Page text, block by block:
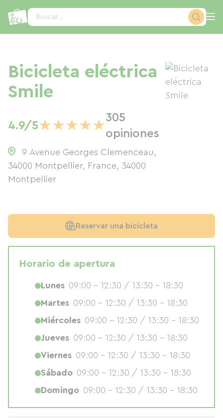
Buscar...
Bicicleta eléctrica
Smile
4.9/5★★★★★
305
opiniones
9 Avenue Georges Clemenceau,
34000 Montpellier, France, 34000
Montpellier
Reservar una bicicleta
Horario de apertura
Lunes 09:00 - 12:30 / 13:30 - 18:30
Martes 09:00 - 12:30 / 13:30 - 18:30
Miércoles 09:00 - 12:30 / 13:30 - 18:30
Jueves 09:00 - 12:30 / 13:30 - 18:30
Viernes 09:00 - 12:30 / 13:30 - 18:30
Sábado 09:00 - 12:30 / 13:30 - 18:30
Domingo 09:00 - 12:30 / 13:30 - 18:30
Panel de gestión de cookies